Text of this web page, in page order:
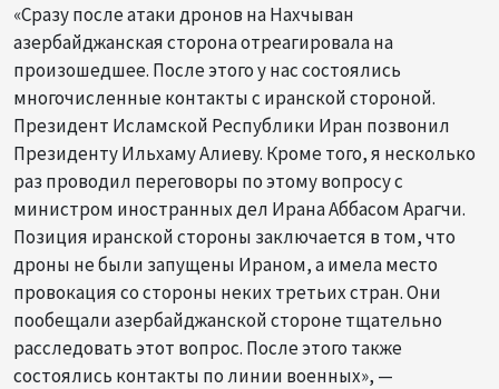
«Сразу после атаки дронов на Нахчыван
азербайджанская сторона отреагировала на
произошедшее. После этого у нас состоялись
многочисленные контакты с иранской стороной.
Президент Исламской Республики Иран позвонил
Президенту Ильхаму Алиеву. Кроме того, я несколько
раз проводил переговоры по этому вопросу с
министром иностранных дел Ирана Аббасом Арагчи.
Позиция иранской стороны заключается в том, что
дроны не были запущены Ираном, а имела место
провокация со стороны неких третьих стран. Они
пообещали азербайджанской стороне тщательно
расследовать этот вопрос. После этого также
состоялись контакты по линии военных», —